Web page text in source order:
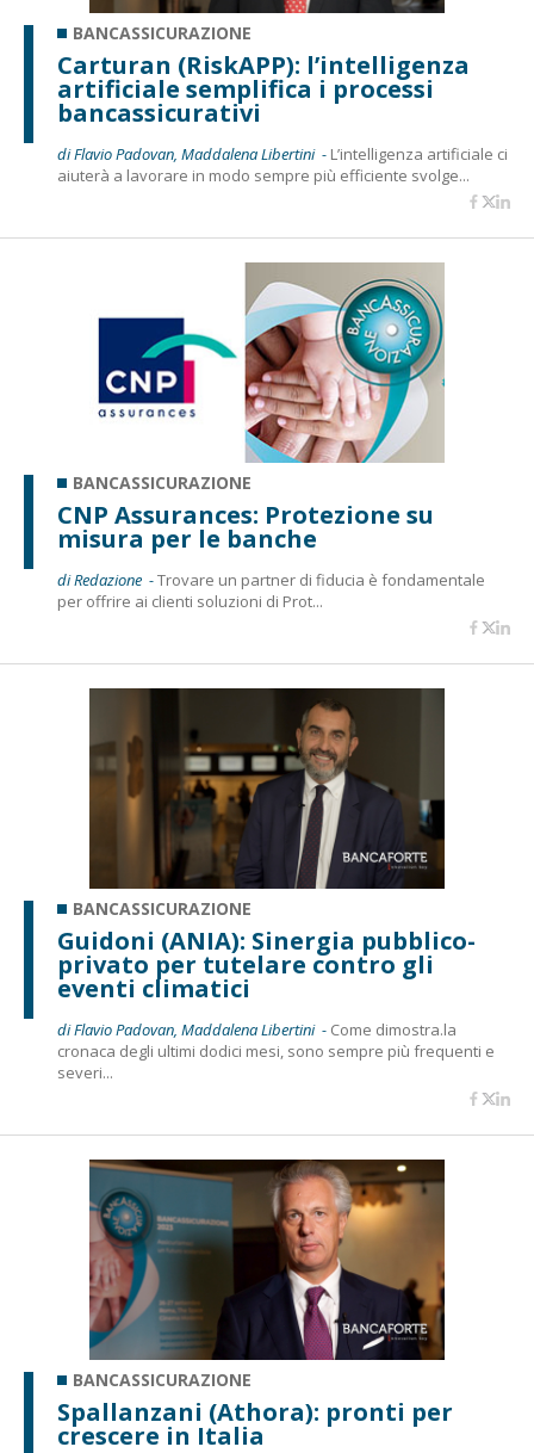
BANCASSICURAZIONE
Carturan (RiskAPP): l’intelligenza
artificiale semplifica i processi
bancassicurativi
di Flavio Padovan, Maddalena Libertini - L’intelligenza artificiale ci
aiuterà a lavorare in modo sempre più efficiente svolge...
BANCASSICURAZIONE
CNP Assurances: Protezione su
misura per le banche
di Redazione -Trovare un partner di fiducia è fondamentale
per offrire ai clienti soluzioni di Prot...
BANCASSICURAZIONE
Guidoni (ANIA): Sinergia pubblico-
privato per tutelare contro gli
eventi climatici
di Flavio Padovan, Maddalena Libertini - Come dimostra.la
cronaca degli ultimi dodici mesi, sono sempre più frequenti e
severi...
BANCASSICURAZIONE
Spallanzani (Athora): pronti per
crescere in Italia